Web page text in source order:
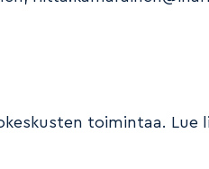
toimintaa. Lue